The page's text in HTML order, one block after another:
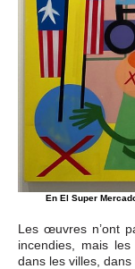
En El Super
Les œuvres n’ont
incendies, mais
dans les villes, dans